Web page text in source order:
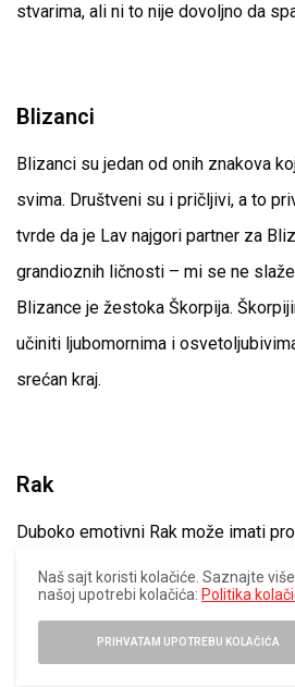
stvarima, ali ni to nije dovoljno da
Blizanci
Blizanci su jedan od onih znakova
svima. Društveni su i pričljivi, a to
tvrde da je Lav najgori partner za
grandioznih ličnosti – mi se ne
Blizance je žestoka Škorpija.
učiniti ljubomornima i
srećan kraj.
Rak
Duboko emotivni Rak može imati
svog savršenog partnera. Agresija
Nestabilnost Škorpije ih frustrira.
biti teški partneri jer će pojačati
drugog. Čak i najkompatibilniji
Naš sajt koristi kolačiće. Saznajte
našoj upotrebi kolačića: Politika
PRIHVATAM UPOTREBU KOLAČIĆA